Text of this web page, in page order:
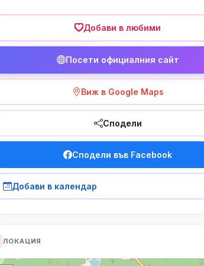
Добави в любими
Посети официалния сайт
Виж в Google Maps
Сподели
Сподели във Facebook
Добави в календар
ЛОКАЦИЯ